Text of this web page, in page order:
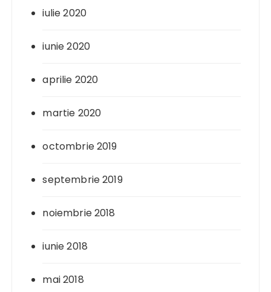
iulie 2020
iunie 2020
aprilie 2020
martie 2020
octombrie 2019
septembrie 2019
noiembrie 2018
iunie 2018
mai 2018